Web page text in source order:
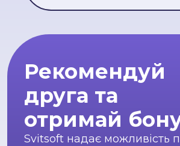
Рекомендуй
друга та
отримай
Svitsoft надає можливість